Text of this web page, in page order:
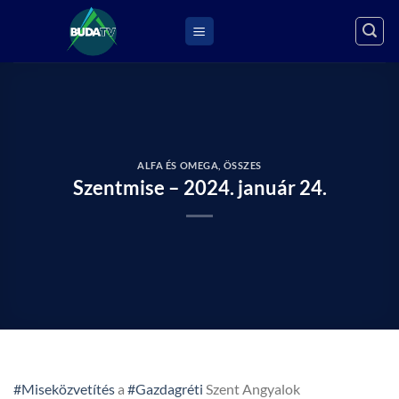
ALFA ÉS OMEGA ÖSSZES
Szentmise – 2024. január 24.
#Miseközvetítésa #Gazdagréti Szent Angyalok